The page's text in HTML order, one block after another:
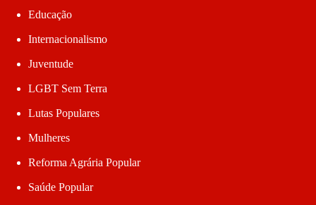
Educação
Internacionalismo
Juventude
LGBT Sem Terra
Lutas Populares
Mulheres
Reforma Agrária Popular
Saúde Popular